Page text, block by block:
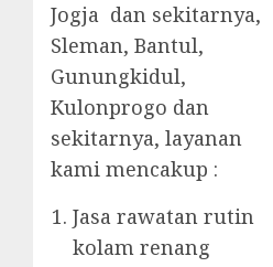
Jogja dan sekitarnya,
Sleman, Bantul,
Gunungkidul,
Kulonprogo dan
sekitarnya, layanan
kami mencakup :
Jasa rawatan rutin
kolam renang